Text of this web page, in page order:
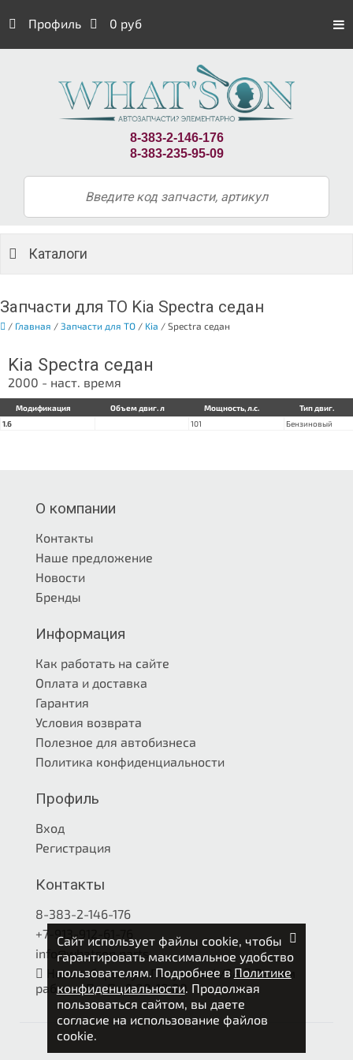
Профиль 0 руб
8-383-2-146-176
8-383-235-95-09
Каталоги
Запчасти для ТО Kia Spectra седан
/ Главная / Запчасти для ТО / Kia / Spectra седан
Kia Spectra седан
2000 - наст. время
Модификация Объем двиг. л Мощность, л.с.
Тип двиг.
1.6
101 Бензиновый
О компании
Контакты
Наше предложение
Новости
Бренды
Информация
Как работать на сайте
Оплата и доставка
Гарантия
Условия возврата
Полезное для автобизнеса
Политика конфиденциальности
Профиль
Вход
Регистрация
Контакты
8-383-2-146-176
+7-913-912-61-76
info@whatson.parts
Новосибирск, ул. Петухова 4/3А
Режим
работы: Пн-Пт 9.00-18.00
Сайт использует файлы cookie, чтобы
гарантировать максимальное удобство
пользователям. Подробнее в Политике
конфиденциальности. Продолжая
пользоваться сайтом, вы даете
согласие на использование файлов
cookie.